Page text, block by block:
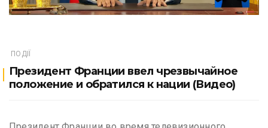
ПОДІЇ
Президент Франции ввел чрезвычайное
положение и обратился к нации (Видео)